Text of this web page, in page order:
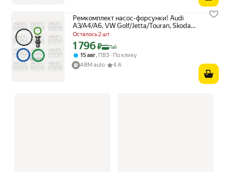
Ремкомплект насос-форсунки! Audi
A3/A4/A6, VW Golf/Jetta/Touran, Skoda
Octavia 2.0TDi 03> MEAT & DORIA арт.
9275
Осталось 2 шт
Цена с картой Яндекс Пэй 1796 ₽ вместо
1 796₽ Пэй
15 авг, ПВЗ
По клику
ABM auto
4.6